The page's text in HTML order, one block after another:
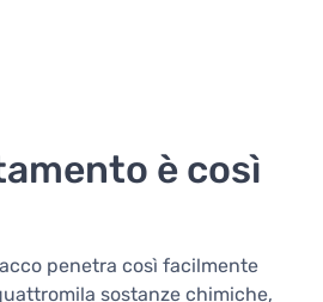
è così
penetra così facilmente
sostanze chimiche,